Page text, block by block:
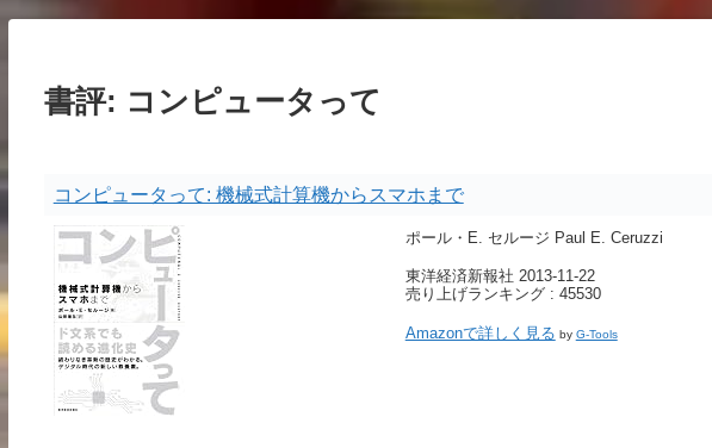
書評: コンピュータって
コンピュータって: 機械式計算機からスマホまで
ポール・E. セルージ Paul E. Ceruzzi
東洋経済新報社 2013-11-22
売り上げランキング : 45530
Amazonで詳しく見る by G-Tools